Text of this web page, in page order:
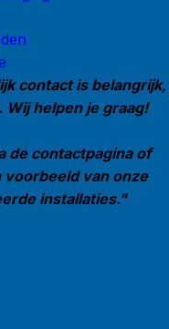
contact is belangrijk,
helpen je graag!
de contactpagina of
van onze
installaties."